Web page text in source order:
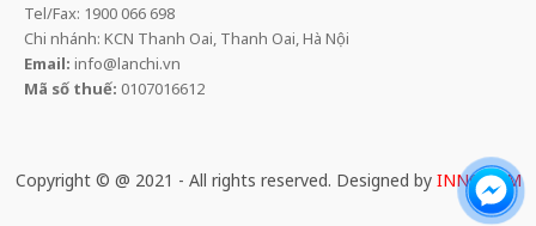
Tel/Fax: 1900 066 698
Chi nhánh: KCN Thanh Oai, Thanh Oai, Hà Nội
Email: info@lanchi.vn
Mã số thuế: 0107016612
Copyright © @ 2021 - All rights reserved. Designed by INNOCOM